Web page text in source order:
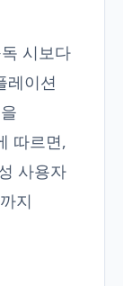
시보다
레이션
따르면,
사용자
지